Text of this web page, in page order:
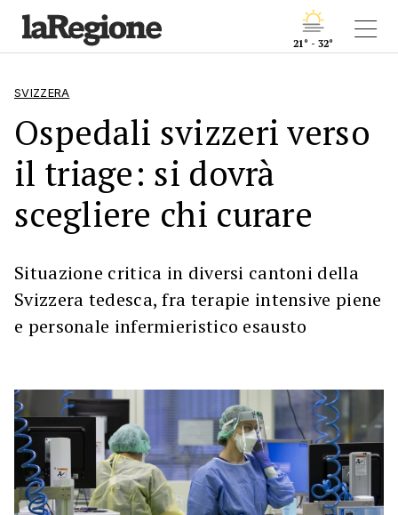
21° - 32°
SVIZZERA
Ospedali svizzeri verso
il triage: si dovrà
scegliere chi curare
Situazione critica in diversi cantoni della
Svizzera tedesca, fra terapie intensive piene
e personale infermieristico esausto